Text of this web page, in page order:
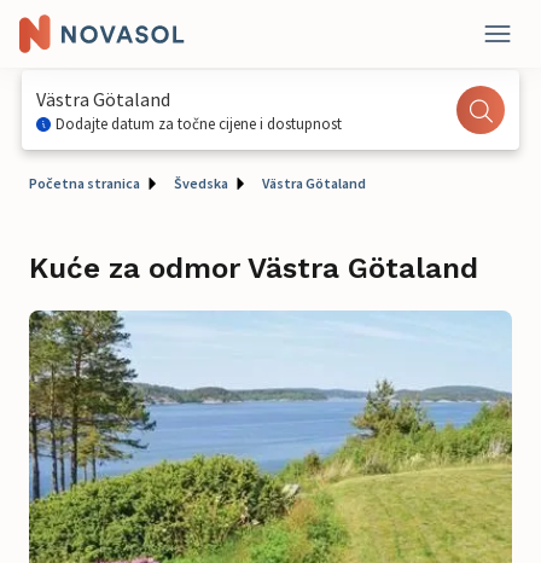
Västra Götaland
Dodajte datum za točne cijene i dostupnost
Početna stranica Švedska Västra Götaland
Kuće za odmor Västra Götaland